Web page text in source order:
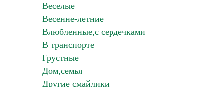
Веселые
Весенне-летние
Влюбленные,с сердечками
В транспорте
Грустные
Дом,семья
Другие смайлики